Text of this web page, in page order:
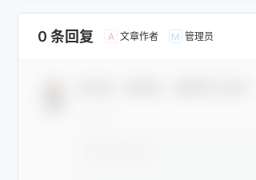
0 条回复 A 文章作者 M 管理员